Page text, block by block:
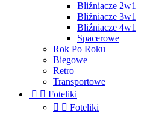
Bliźniacze 2w1
Bliźniacze 3w1
Bliźniacze 4w1
Spacerowe
Rok Po Roku
Biegowe
Retro
Transportowe
  Foteliki
  Foteliki